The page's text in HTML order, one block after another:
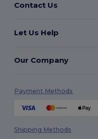
Contact Us
Let Us Help
Our Company
Payment Methods
Shipping Methods